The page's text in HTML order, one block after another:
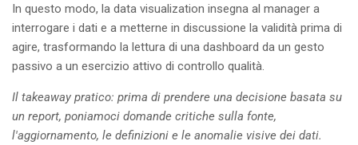
In questo modo, la data visualization insegna al manager a
interrogare i dati e a metterne in discussione la validità prima di
agire, trasformando la lettura di una dashboard da un gesto
passivo a un esercizio attivo di controllo qualità.
Il takeaway pratico: prima di prendere una decisione basata su
un report, poniamoci domande critiche sulla fonte,
l'aggiornamento, le definizioni e le anomalie visive dei dati.